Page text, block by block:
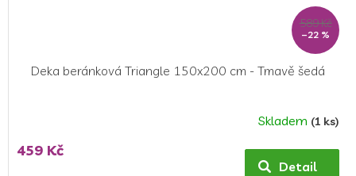
589 Kč
–22 %
Deka beránková Triangle 150x200 cm - Tmavě šedá
hodnocení
produktu
Skladem (1 ks)
459 Kč
Detail